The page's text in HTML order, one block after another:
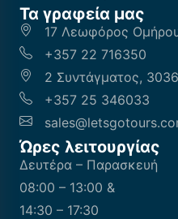
Τα γραφεία μας
17 Λεωφόρος
+357 22 716350
2 Συντάγματος,
+357 25 346033
Ώρες λειτουργίας
Δευτέρα – Παρασκευή
08:00 – 13:00 &
14:30 – 17:30